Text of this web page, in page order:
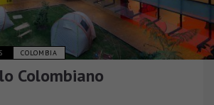
COLOMBIA
Colombiano